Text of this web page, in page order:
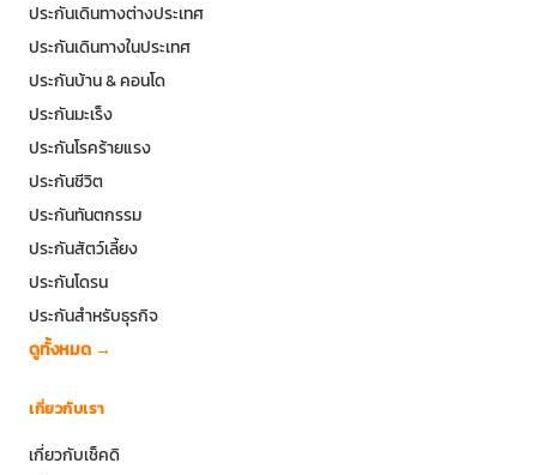
ประกันเดินทางต่างประเทศ
ประกันเดินทางในประเทศ
ประกันบ้าน & คอนโด
ประกันมะเร็ง
ประกันโรคร้ายแรง
ประกันชีวิต
ประกันทันตกรรม
ประกันสัตว์เลี้ยง
ประกันโดรน
ประกันสำหรับธุรกิจ
ดูทั้งหมด →
เกี่ยวกับเรา
เกี่ยวกับเช็คดิ